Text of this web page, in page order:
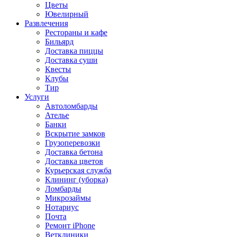
Цветы
Ювелирный
Развлечения
Рестораны и кафе
Бильярд
Доставка пиццы
Доставка суши
Квесты
Клубы
Тир
Услуги
Автоломбарды
Ателье
Банки
Вскрытие замков
Грузоперевозки
Доставка бетона
Доставка цветов
Курьерская служба
Клининг (уборка)
Ломбарды
Микрозаймы
Нотариус
Почта
Ремонт iPhone
Ветклиники